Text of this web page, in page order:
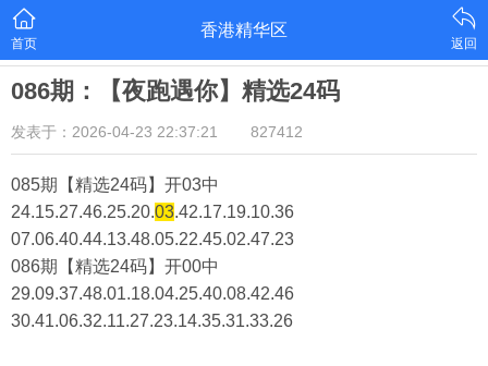
首页
香港精华区
返回
086期：【夜跑遇你】精选24码
发表于：2026-04-23 22:37:21 827412
085期【精选24码】开03中
24.15.27.46.25.20.03.42.17.19.10.36
07.06.40.44.13.48.05.22.45.02.47.23
086期【精选24码】开00中
29.09.37.48.01.18.04.25.40.08.42.46
30.41.06.32.11.27.23.14.35.31.33.26